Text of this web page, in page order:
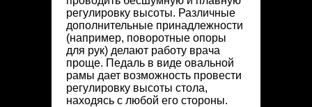
регулировку высоты. Различные
дополнительные принадлежности
(например, поворотные опоры
для рук) делают работу врача
проще. Педаль в виде овальной
рамы дает возможность провести
регулировку высоты стола,
находясь с любой его стороны.